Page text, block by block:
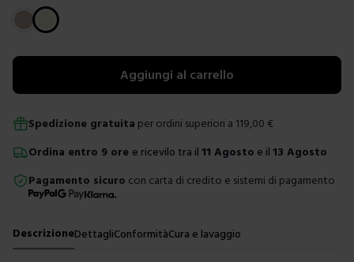
Scegli un colore
Aggiungi al carrello
Spedizione gratuita per ordini superiori a 119,00 €
Ordina entro 9 ore e ricevilo tra il 11 Agosto e il 13 Agosto
Pagamento sicuro con carta di credito e sistemi di pagamento
DescrizioneDettagliConformitàCura e lavaggio